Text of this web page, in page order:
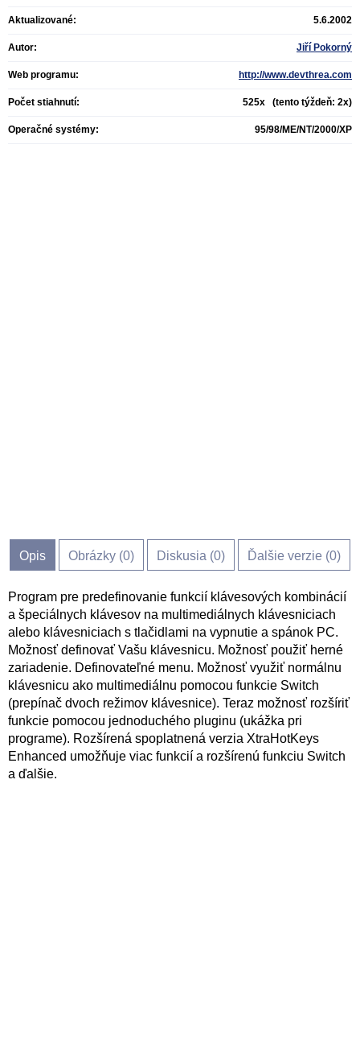
Aktualizované: 5.6.2002
Autor: Jiří Pokorný
Web programu: http://www.devthrea.com
Počet stiahnutí: 525x (tento týždeň: 2x)
Operačné systémy: 95/98/ME/NT/2000/XP
Opis Obrázky (0) Diskusia (0) Ďalšie verzie (0)
Program pre predefinovanie funkcií klávesových kombinácií
a špeciálnych klávesov na multimediálnych klávesniciach
alebo klávesniciach s tlačidlami na vypnutie a spánok PC.
Možnosť definovať Vašu klávesnicu. Možnosť použiť herné
zariadenie. Definovateľné menu. Možnosť využiť normálnu
klávesnicu ako multimediálnu pomocou funkcie Switch
(prepínač dvoch režimov klávesnice). Teraz možnosť rozšíriť
funkcie pomocou jednoduchého pluginu (ukážka pri
programe). Rozšírená spoplatnená verzia XtraHotKeys
Enhanced umožňuje viac funkcií a rozšírenú funkciu Switch
a ďalšie.